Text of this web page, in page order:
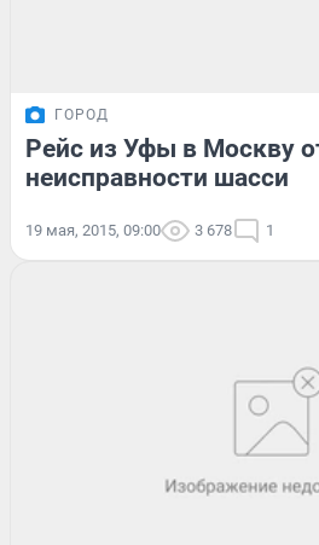
ГОРОД
Рейс из Уфы в Москву
неисправности шасси
19 мая, 2015, 09:00 3 678 1